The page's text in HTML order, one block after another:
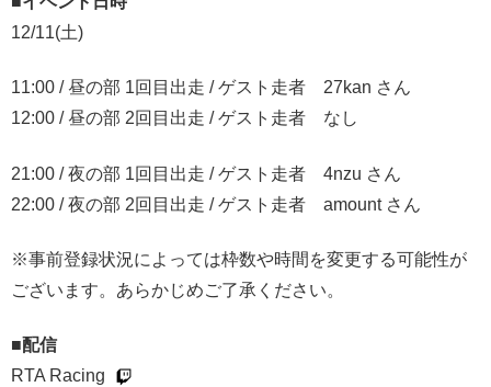
12/11(土)
11:00 / 昼の部 1回目出走 / ゲスト走者 27kan さん
12:00 / 昼の部 2回目出走 / ゲスト走者 なし
21:00 / 夜の部 1回目出走 / ゲスト走者 4nzu さん
22:00 / 夜の部 2回目出走 / ゲスト走者 amount さん
※事前登録状況によっては枠数や時間を変更する可能性が
ございます。あらかじめご了承ください。
■配信
RTA Racing